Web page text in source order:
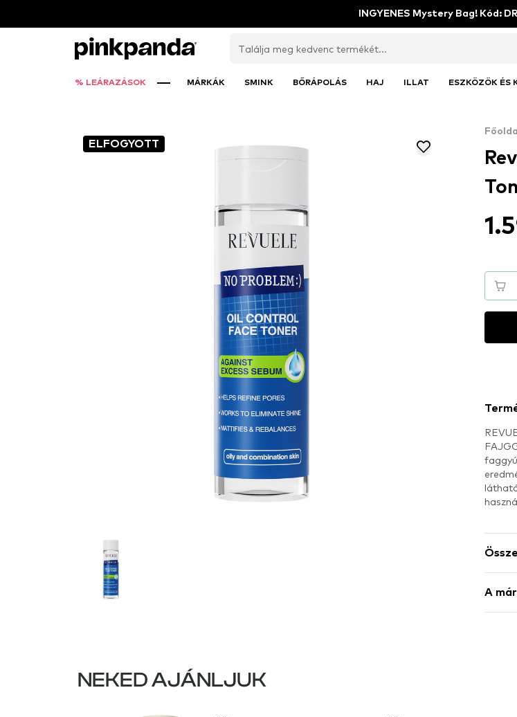
INGYENES Mystery Bag! Kód:
% LEÁRAZÁSOK MÁRKÁK SMINK BŐRÁPOLÁS HAJ ILLAT ESZKÖZÖK ÉS
ELFOGYOTT
A
NEKED AJÁNLJUK